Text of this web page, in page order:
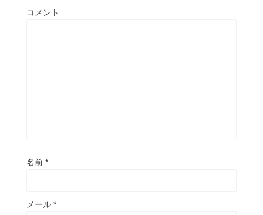
コメント
名前 *
メール *